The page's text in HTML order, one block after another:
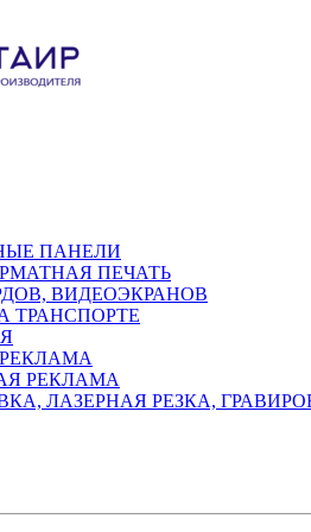
ПАНЕЛИ
ПЕЧАТЬ
ВИДЕОЭКРАНОВ
ТРАНСПОРТЕ
РЕКЛАМА
ЛАЗЕРНАЯ РЕЗКА,